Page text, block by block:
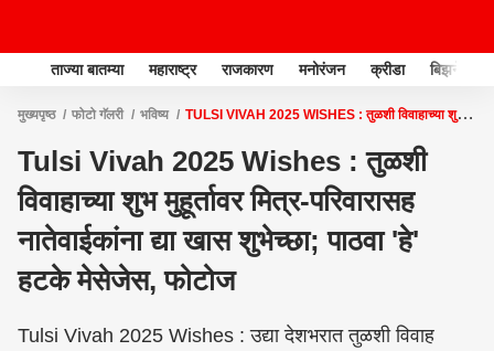
ताज्या बातम्या महाराष्ट्र राजकारण मनोरंजन क्रीडा बिझनेस
मुख्यपृष्ठ फोटो गॅलरी भविष्य
TULSI VIVAH 2025 WISHES : तुळशी विवाहाच्या शुभ
Tulsi Vivah 2025 Wishes : तुळशी
विवाहाच्या शुभ मुहूर्तावर मित्र-परिवारासह
नातेवाईकांना द्या खास शुभेच्छा; पाठवा 'हे'
हटके मेसेजेस, फोटोज
Tulsi Vivah 2025 Wishes : उद्या देशभरात तुळशी विवाह